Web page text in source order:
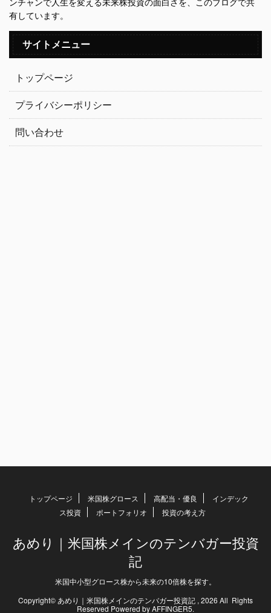
有しています。
サイトメニュー
トップページ
プライバシーポリシー
問い合わせ
トップページ 米国株グロース 高配当・優良
インデック
ス投資
ポートフォリオ 投資の考え方
あめり｜米国株メインのテンバガー投資
記
米国中小型グロース株から未来の10倍株を探す。
Copyright© あめり｜米国株メインのテンバガー投資記 , 2026 All Rights
Reserved Powered byAFFINGER5.